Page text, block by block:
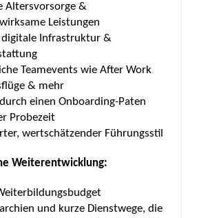
Altersvorsorge &
Leistungen
Infrastruktur &
Teamevents wie After Work
& mehr
einen Onboarding-Paten
Probezeit
wertschätzender Führungsstil
Weiterentwicklung:
und kurze Dienstwege, die